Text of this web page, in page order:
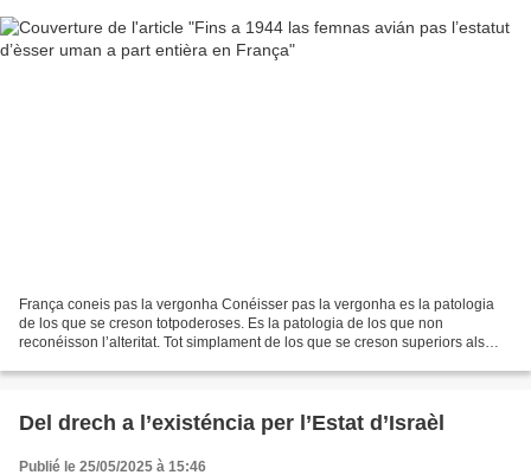
França coneis pas la vergonha Conéisser pas la vergonha es la patologia
de los que se creson totpoderoses. Es la patologia de los que non
reconéisson l’alteritat. Tot simplament de los que se creson superiors als
Del drech a l’existéncia per l’Estat d’Israèl
Publié le 25/05/2025 à 15:46